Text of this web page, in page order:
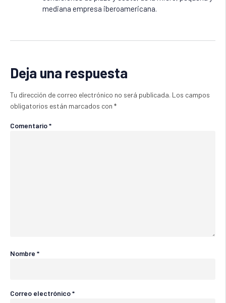
mediana empresa iberoamericana.
Deja una respuesta
Tu dirección de correo electrónico no será publicada. Los campos
obligatorios están marcados con *
Comentario*
Nombre *
Correo electrónico*